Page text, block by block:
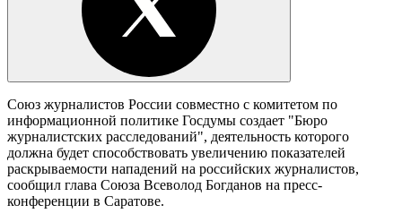
Союз журналистов России совместно с комитетом по
информационной политике Госдумы создает "Бюро
журналистских расследований", деятельность которого
должна будет способствовать увеличению показателей
раскрываемости нападений на российских журналистов,
сообщил глава Союза Всеволод Богданов на пресс-
конференции в Саратове.